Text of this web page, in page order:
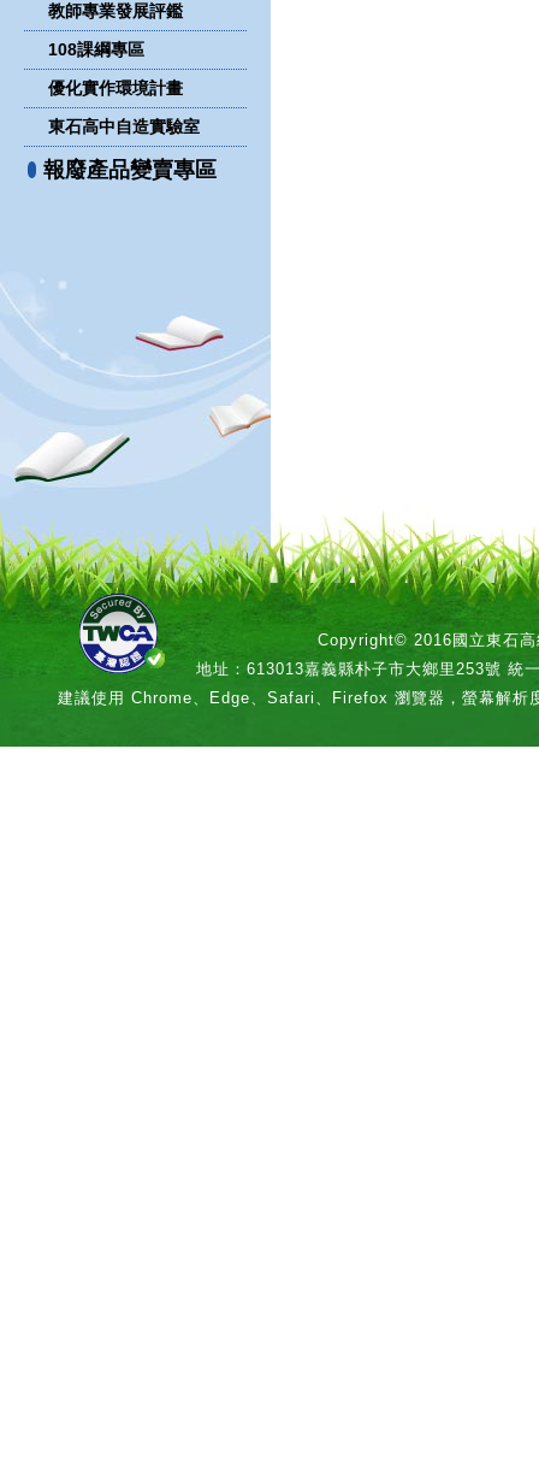
教師專業發展評鑑
108課綱專區
優化實作環境計畫
東石高中自造實驗室
報廢產品變賣專區
Copyright© 2016國立東石高
地址：613013嘉義縣朴子市大鄉里253號 統
建議使用 Chrome、Edge、Safari、Firefox 瀏覽器，螢幕解